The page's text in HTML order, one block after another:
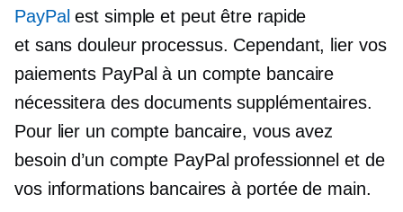
PayPal est simple et peut être rapide
et sans douleurprocessus. Cependant, lier vos
paiements PayPal à un compte bancaire
nécessitera des documents supplémentaires.
Pour lier un compte bancaire, vous avez
besoin d’un compte PayPal professionnel et de
vos informations bancaires à portée de main.